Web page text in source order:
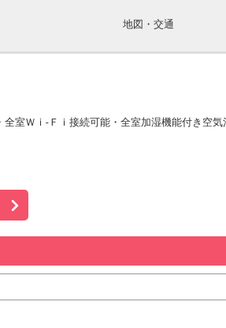
地図・交通
室Ｗｉ-Ｆｉ接続可能・全室加湿機能付き空気